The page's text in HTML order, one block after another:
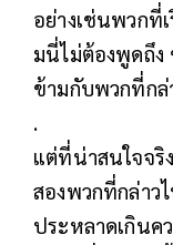
อย่างเช่นพวกที่
มนี่ไม่ต้องพูดถึง
ข้ามกับพวกที่กล่
.
แต่ที่น่าสนใจจ
สองพวกที่กล่าว
ประหลาดเกินค